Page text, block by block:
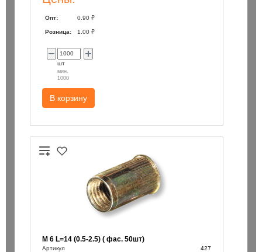
Опт: 0.90 ₽
Розница: 1.00 ₽
шт
мин.
1000
В корзину
М 6 L=14 (0.5-2.5) ( фас. 50шт)
Артикул
427